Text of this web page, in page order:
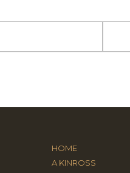
HOME
A KINROSS